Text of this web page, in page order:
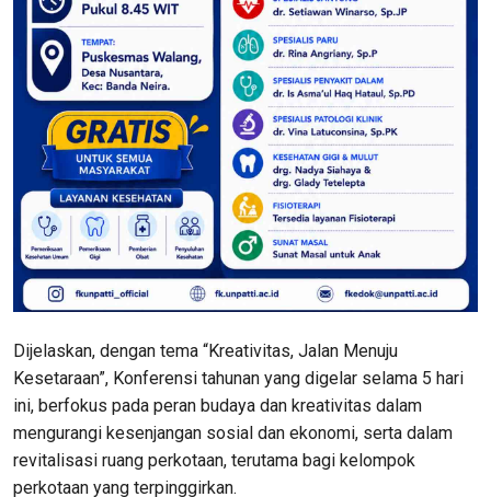
Dijelaskan, dengan tema “Kreativitas, Jalan Menuju
Kesetaraan”, Konferensi tahunan yang digelar selama 5 hari
ini, berfokus pada peran budaya dan kreativitas dalam
mengurangi kesenjangan sosial dan ekonomi, serta dalam
revitalisasi ruang perkotaan, terutama bagi kelompok
perkotaan yang terpinggirkan.